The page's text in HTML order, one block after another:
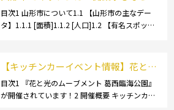
安のレンタル・リース！営業許可取得
の流れも解説！
目次1 山形市について1.1 【山形市の主なデー
タ】1.1.1 [面積]1.1.2 [人口]1.2 【有名スポッ
【キッチンカーイベント情報】花と光
のムーブメント 葛西臨海公園が開催さ
れています！
目次1 『花と光のムーブメント 葛西臨海公園』
が開催されています！2 開催概要 キッチンカー